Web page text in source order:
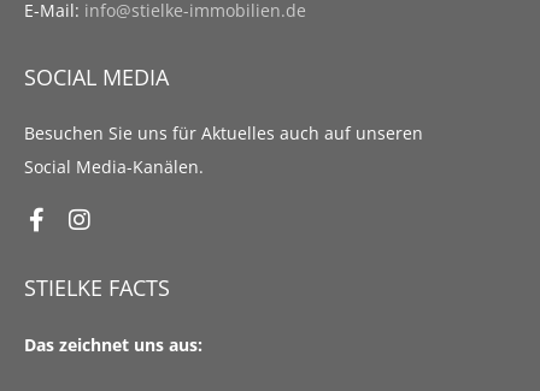
E-Mail: info@stielke-immobilien.de
SOCIAL MEDIA
Besuchen Sie uns für Aktuelles auch auf unseren
Social Media-Kanälen.
STIELKE FACTS
Das zeichnet uns aus: